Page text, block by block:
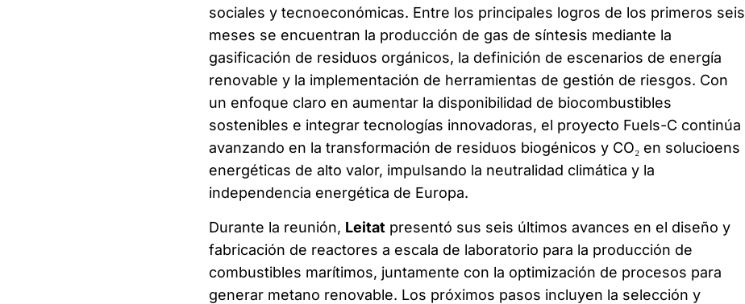
sociales y tecnoeconómicas. Entre los principales logros de los primeros seis
meses se encuentran la producción de gas de síntesis mediante la
gasificación de residuos orgánicos, la definición de escenarios de energía
renovable y la implementación de herramientas de gestión de riesgos. Con
un enfoque claro en aumentar la disponibilidad de biocombustibles
sostenibles e integrar tecnologías innovadoras, el proyecto Fuels-C continúa
avanzando en la transformación de residuos biogénicos y CO₂ en solucioens
energéticas de alto valor, impulsando la neutralidad climática y la
independencia energética de Europa.
Durante la reunión, Leitat presentó sus seis últimos avances en el diseño y
fabricación de reactores a escala de laboratorio para la producción de
combustibles marítimos, juntamente con la optimización de procesos para
generar metano renovable. Los próximos pasos incluyen la selección y